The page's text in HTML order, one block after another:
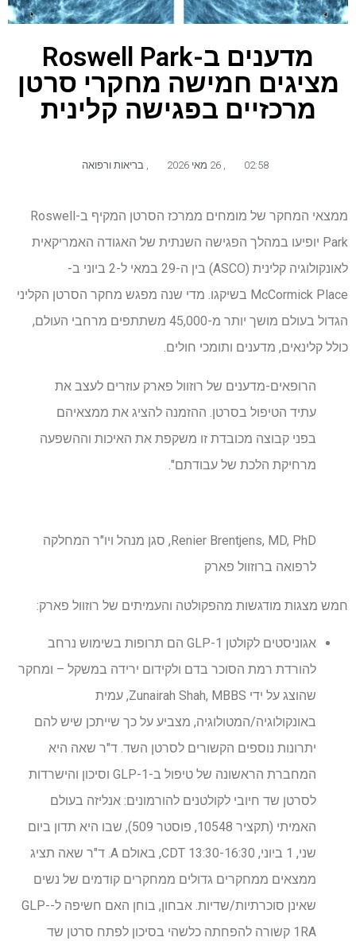
מדענים ב-Roswell Park
מציגים חמישה מחקרי סרטן
מרכזיים בפגישה קלינית
02:58 26 מאי 2026 בריאות ורפואה
ממצאי המחקר של מומחים ממרכז הסרטן המקיף ב-Roswell
Park יופיעו במהלך הפגישה השנתית של האגודה האמריקאית
לאונקולוגיה קלינית (ASCO) בין ה-29 במאי ל-2 ביוני ב-
McCormick Place בשיקגו. מדי שנה מפגש מחקר הסרטן הקליני
הגדול בעולם מושך יותר מ-45,000 משתתפים מרחבי העולם,
כולל קלינאים, מדענים ותומכי חולים.
הרופאים-מדענים של רוזוול פארק עוזרים לעצב את
עתיד הטיפול בסרטן. ההזמנה להציג את ממצאיהם
בפני קבוצה מכובדת זו משקפת את האיכות וההשפעה
מרחיקת הלכת של עבודתם".
Renier Brentjens, MD, PhD, סגן מנהל ויו"ר המחלקה
לרפואה ברוזוול פארק
חמש מצגות מודגשות מהפקולטה והעמיתים של רוזוול פארק:
אגוניסטים לקולטן GLP-1 הם תרופות בשימוש נרחב
להורדת רמת הסוכר בדם ולקידום ירידה במשקל – ומחקר
שהוצג על ידי Zunairah Shah, MBBS, עמית
באונקולוגיה/המטולוגיה, מצביע על כך שייתכן שיש להם
יתרונות נוספים הקשורים לסרטן השד. ד"ר שאה היא
המחברת הראשונה של טיפול ב-GLP-1 וסיכון והישרדות
לסרטן שד חיובי לקולטנים להורמונים: אנליזה בעולם
האמיתי (תקציר 10548, פוסטר 509), שבו היא תדון ביום
שני, 1 ביוני, 13:30-16:30 CDT, באולם A. ד"ר שאה תציג
ממצאים ממחקרים גדולים ממחקרים קודמים של נשים
שאינן סוכרתיות/שדיות. אבחון, בוחן האם חשיפה ל-GLP-
1RA קשורה להפחתה כלשהי בסיכון לפתח סרטן שד